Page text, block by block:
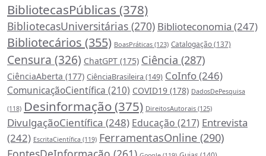
BibliotecasPúblicas (378)
BibliotecasUniversitárias (270) Biblioteconomia (247)
Bibliotecários (355) BoasPráticas (123) Catalogação(137)
Censura (326) ChatGPT (175) Ciência (287)
CiênciaAberta (177) CiênciaBrasileira (149) CoInfo(246)
ComunicaçãoCientífica (210) COVID19 (178) DadosDePesquisa
(118) Desinformação (375) DireitosAutorais (125)
DivulgaçãoCientífica (248) Educação (217) Entrevista
(242) EscritaCientífica (119) FerramentasOnline (290)